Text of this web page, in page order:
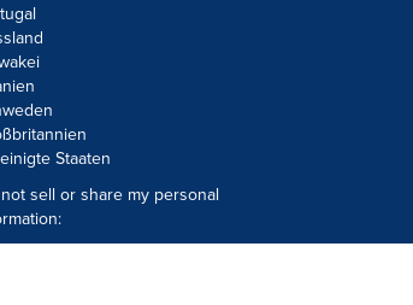
Staaten
sell or share my personal